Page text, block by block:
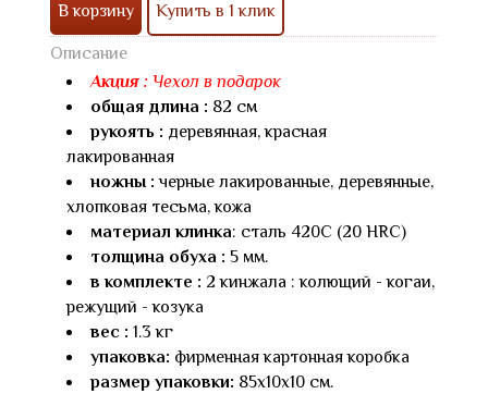
В корзину Купить в 1 клик
Описание
Акция : Чехол в подарок
общая длина : 82 см
рукоять : деревянная, красная
лакированная
ножны :черные лакированные, деревянные,
хлопковая тесьма, кожа
материал клинка: сталь 420С (20 HRC)
толщина обуха : 5 мм.
в комплекте : 2 кинжала : колющий - когаи,
режущий - козука
вес : 1.3 кг
упаковка: фирменная картонная коробка
размер упаковки: 85х10х10 см.